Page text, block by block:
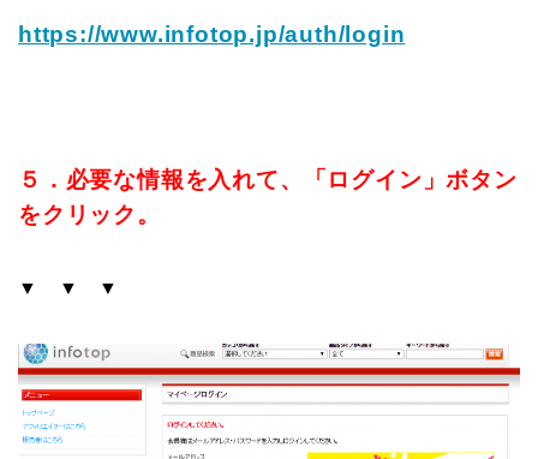
https://www.infotop.jp/auth/login
５．必要な情報を入れて、「ログイン」ボタン
をクリック。
▼ ▼ ▼